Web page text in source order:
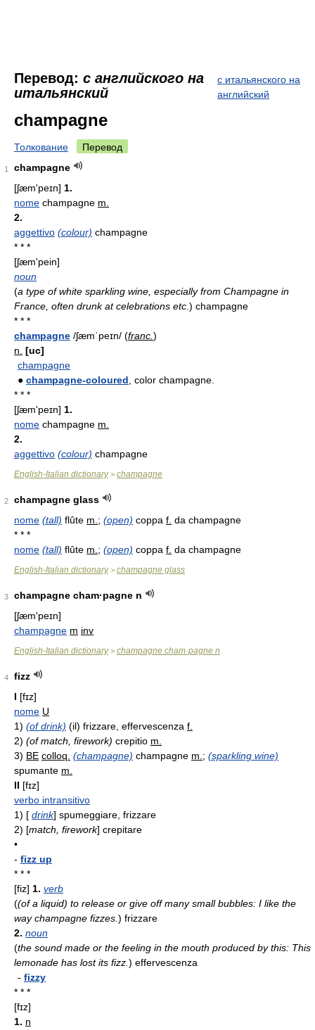
Перевод: с английского на
итальянский
с итальянского на
английский
champagne
Толкование Перевод
1
champagne
[ʃæm'peɪn] 1.
nome champagne m.
2.
aggettivo (colour) champagne
* * *
[ʃæm'pein]
noun
(a type of white sparkling wine, especially from Champagne in
France, often drunk at celebrations etc. ) champagne
* * *
champagne /ʃæmˈpeɪn/ (franc. )
n. [uc]
champagne
● champagne-coloured , color champagne.
* * *
[ʃæm'peɪn] 1.
nome champagne m.
2.
aggettivo (colour) champagne
English-Italian dictionary> champagne
2
champagne glass
nome (tall) flûte m. ; (open) coppa f. da champagne
* * *
nome (tall) flûte m. ; (open) coppa f. da champagne
English-Italian dictionary> champagne glass
3
champagne cham·pagne n
[ʃæm'peɪn]
champagne m inv
English-Italian dictionary> champagne cham·pagne n
4
fizz
I [fɪz]
nome U
1) (of drink) (il) frizzare, effervescenza f.
2) (of match, firework) crepitio m.
3) BE colloq. (champagne) champagne m. ; (sparkling wine)
spumante m.
II [fɪz]
verbo intransitivo
1) [ drink] spumeggiare, frizzare
2) [match, firework] crepitare
•
- fizz up
* * *
[fiz] 1. verb
((of a liquid) to release or give off many small bubbles: I like the
way champagne fizzes. ) frizzare
2. noun
(the sound made or the feeling in the mouth produced by this: This
lemonade has lost its fizz. ) effervescenza
- fizzy
* * *
[fɪz]
1. n